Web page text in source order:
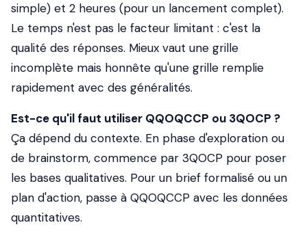
simple) et 2 heures (pour un lancement complet).
Le temps n'est pas le facteur limitant : c'est la
qualité des réponses. Mieux vaut une grille
incomplète mais honnête qu'une grille remplie
rapidement avec des généralités.
Est-ce qu'il faut utiliser QQOQCCP ou 3QOCP ?
Ça dépend du contexte. En phase d'exploration ou
de brainstorm, commence par 3QOCP pour poser
les bases qualitatives. Pour un brief formalisé ou un
plan d'action, passe à QQOQCCP avec les données
quantitatives.